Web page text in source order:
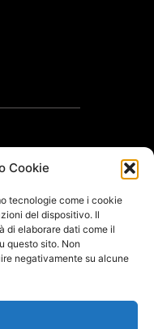
Cookie
tecnologie come i cookie
del dispositivo. Il
di elaborare dati come il
questo sito. Non
negativamente su alcune